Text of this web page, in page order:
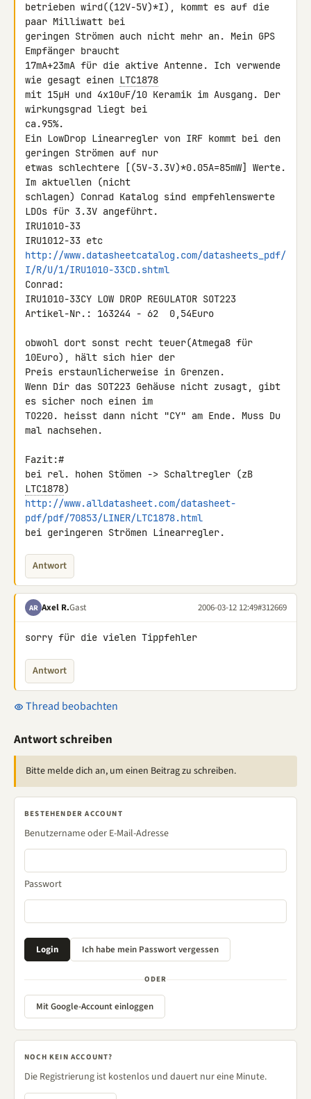
betrieben wird((12V-5V)*I), kommt es auf die
paar Milliwatt bei
geringen Strömen auch nicht mehr an. Mein GPS
Empfänger braucht
17mA+23mA für die aktive Antenne. Ich verwende
wie gesagt einen LTC1878
mit 15µH und 4x10uF/10 Keramik im Ausgang. Der
wirkungsgrad liegt bei
ca.95%.
Ein LowDrop Linearregler von IRF kommt bei den
geringen Strömen auf nur
etwas schlechtere [(5V-3.3V)*0.05A=85mW] Werte.
Im aktuellen (nicht
schlagen) Conrad Katalog sind empfehlenswerte
LDOs für 3.3V angeführt.
IRU1010-33
http://www.datasheetcatalog.com/datasheets_pdf/
I/R/U/1/IRU1010-33CD.shtml
Conrad:
IRU1010-33CY LOW DROP REGULATOR SOT223
Artikel-Nr.: 163244 - 62  0,54Euro
obwohl dort sonst recht teuer(Atmega8 für
10Euro), hält sich hier der
Preis erstaunlicherweise in Grenzen.
Wenn Dir das SOT223 Gehäuse nicht zusagt, gibt
es sicher noch einen im
TO220. heisst dann nicht "CY" am Ende. Muss Du
mal nachsehen.
Fazit:#
LTC1878
http://www.alldatasheet.com/datasheet-
pdf/pdf/70853/LINER/LTC1878.html
bei geringeren Strömen Linearregler.
Antwort
AR Axel R.Gast 2006-03-12 12:49#312669
sorry für die vielen Tippfehler
Antwort
Thread beobachten
Antwort schreiben
Bitte melde dich an, um einen Beitrag zu schreiben.
BESTEHENDER ACCOUNT
Benutzername oder E-Mail-Adresse
Passwort
ODER
Mit Google-Account einloggen
NOCH KEIN ACCOUNT?
Die Registrierung ist kostenlos und dauert nur eine Minute.